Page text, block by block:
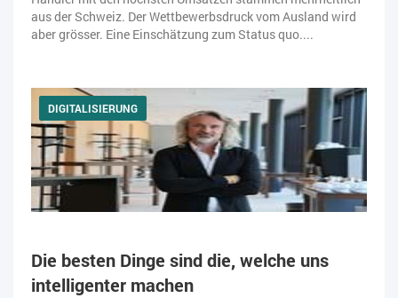
aus der Schweiz. Der Wettbewerbsdruck vom Ausland wird
aber grösser. Eine Einschätzung zum Status quo....
DIGITALISIERUNG
Die besten Dinge sind die, welche uns
intelligenter machen